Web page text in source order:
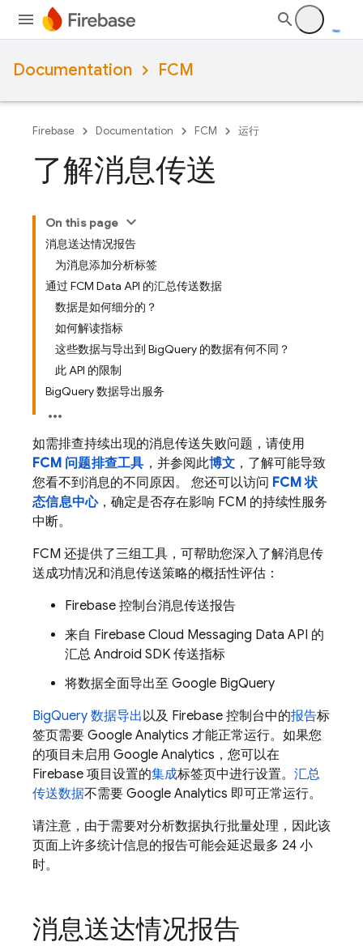
Documentation FCM
Firebase Documentation FCM 运行
了解消息传送
On this page
消息送达情况报告
为消息添加分析标签
通过 FCM Data API 的汇总传送数据
数据是如何细分的？
如何解读指标
这些数据与导出到 BigQuery 的数据有何不同？
此 API 的限制
BigQuery 数据导出服务
如需排查持续出现的消息传送失败问题，请使用
FCM 问题排查工具 ，并参阅此博文 ，了解可能导致
您看不到消息的不同原因。 您还可以访问 FCM 状
态信息中心，确定是否存在影响 FCM 的持续性服务
中断。
FCM 还提供了三组工具，可帮助您深入了解消息传
送成功情况和消息传送策略的概括性评估：
Firebase 控制台消息传送报告
来自 Firebase Cloud Messaging Data API 的
汇总 Android SDK 传送指标
将数据全面导出至 Google BigQuery
BigQuery 数据导出以及 Firebase 控制台中的报告标
签页需要 Google Analytics 才能正常运行。如果您
的项目未启用 Google Analytics ，您可以在
Firebase 项目设置的集成标签页中进行设置。 汇总
传送数据不需要 Google Analytics 即可正常运行。
请注意，由于需要对分析数据执行批量处理，因此该
页面上许多统计信息的报告可能会延迟最多 24 小
时。
消息送达情况报告